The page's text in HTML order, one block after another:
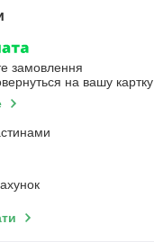
замовлення
на вашу картку